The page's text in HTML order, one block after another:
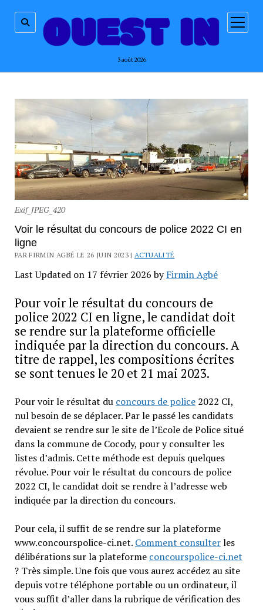
3 août 2026
ouvrir
menu
Exif_JPEG_420
Voir le résultat du concours de police 2022 CI en
ligne
PAR FIRMIN AGBÉ LE 26 JUIN 2023 |ACTUALITÉ
Last Updated on 17 février 2026 byFirmin Agbé
Pour voir le résultat du concours de
police 2022 CI en ligne, le candidat doit
se rendre sur la plateforme officielle
indiquée par la direction du concours. A
titre de rappel, les compositions écrites
se sont tenues le 20 et 21 mai 2023.
Pour voir le résultat du concours de police2022 CI,
nul besoin de se déplacer. Par le passé les candidats
devaient se rendre sur le site de l’Ecole de Police situé
dans la commune de Cocody, pour y consulter les
listes d’admis. Cette méthode est depuis quelques
révolue. Pour voir le résultat du concours de police
2022 CI, le candidat doit se rendre à l’adresse web
indiquée par la direction du concours.
Pour cela, il suffit de se rendre sur la plateforme
www.concourspolice-ci.net. Comment consulterles
délibérations sur la plateforme concourspolice-ci.net
? Très simple. Une fois que vous aurez accédez au site
depuis votre téléphone portable ou un ordinateur, il
vous suffit d’aller dans la rubrique de vérification des